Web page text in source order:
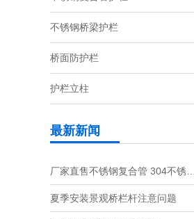
不锈钢桥梁护栏
桥面防护栏
护栏立柱
最新新闻
厂家直售不锈钢复合管 304不锈…
夏季安装景观桥栏杆注意问题